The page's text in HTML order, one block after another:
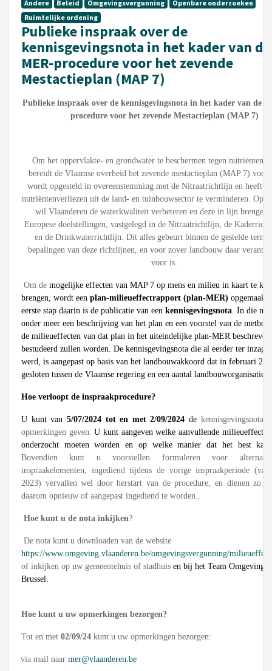
Andere Beleid Omgevingsvergunning
Openbare onderzoeken
Ruimtelijke ordening
Publieke inspraak over de
kennisgevingsnota in het kader van
MER-procedure voor het zevende
Mestactieplan (MAP 7)
Publieke inspraak over de kennisgevingsnota in het kader van de
procedure voor het zevende Mestactieplan (MAP 7)
Om het oppervlakte- en grondwater te beschermen tegen
bereidt de Vlaamse overheid het zevende mestactieplan (MAP 7)
wordt opgesteld in overeenstemming met de Nitraatrichtlijn en heeft
nutriëntenverliezen uit de land- en tuinbouwsector te verminderen. Op
wil Vlaanderen de waterkwaliteit verbeteren en deze in lijn brengen
Europese doelstellingen, vastgelegd in de Nitraatrichtlijn, de
en de Drinkwaterrichtlijn. Dit alles gebeurt binnen de gestelde
bepalingen van deze richtlijnen, en voor zover landbouw daar
voor is.
Om de mogelijke effecten van MAP 7 op mens en milieu in kaart te
brengen, wordt een plan-milieueffectrapport (plan-MER)
eerste stap daarin is de publicatie van een kennisgevingsnota . In die
onder meer een beschrijving van het plan en een voorstel van de
de milieueffecten van dat plan in het uiteindelijke plan-MER beschreven
bestudeerd zullen worden. De kennisgevingsnota die al eerder ter inzage
werd, is aangepast op basis van het landbouwakkoord dat in februari
gesloten tussen de Vlaamse regering en een aantal landbouworganisaties.
Hoe verloopt de inspraakprocedure?
U kunt van 5/07/2024 tot en met 2/09/2024 de kennisgevingsnota
opmerkingen geven.U kunt aangeven welke aanvullende
onderzocht moeten worden en op welke manier dat het best kan
Bovendien kunt u voorstellen formuleren voor
inspraakelementen, ingediend tijdens de vorige inspraakperiode
2023) vervallen wel door herstart van de procedure, en dienen zo u
daarom opnieuw of aangepast ingediend te worden..
Hoe kunt u de nota inkijken?
De nota kunt u downloaden van de website
https://www.omgeving.vlaanderen.be/omgevingsvergunning/
of inkijken op uw gemeentehuis of stadhuis en bij het Team
Brussel.
Hoe kunt u uw opmerkingen bezorgen?
Tot en met 02/09/24 kunt u uw opmerkingen bezorgen:
via mail naar mer@vlaanderen.be